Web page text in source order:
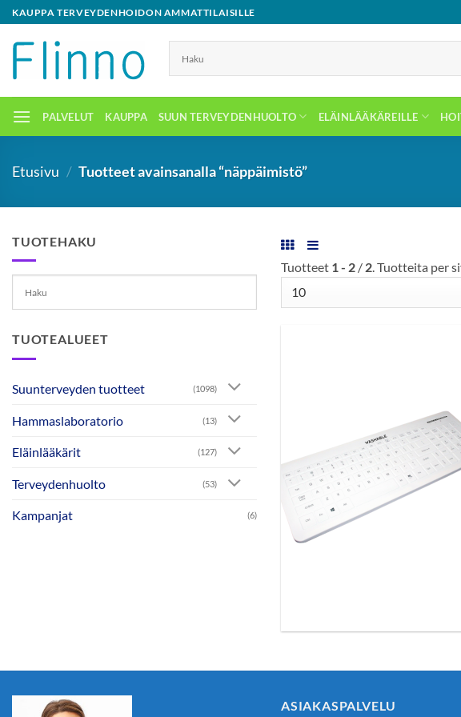
Skip
to
content
KAUPPA TERVEYDENHOIDON AMMATTILAISILLE
PALVELUT KAUPPA SUUN TERVEYDENHUOLTO ELÄINLÄÄKÄREILLE
Etusivu / Tuotteet avainsanalla “näppäimistö”
TUOTEHAKU
TUOTEALUEET
Suunterveyden tuotteet (1098)
Hammaslaboratorio (13)
Eläinlääkärit (127)
Terveydenhuolto (53)
Kampanjat (6)
Tuotteet 1 - 2 / 2. Tuotteita per
ASIAKASPALVELU